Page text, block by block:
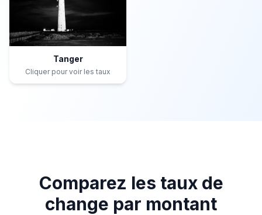
Tanger
Cliquer pour voir les taux
Comparez les taux de
change par montant